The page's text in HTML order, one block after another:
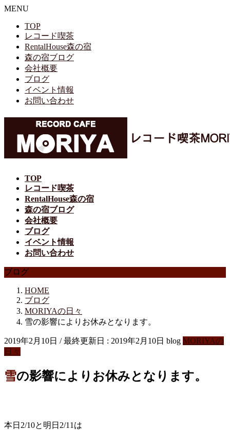
MENU
TOP
レコード喫茶
RentalHouse森の宿
森の宿ブログ
会社概要
ブログ
イベント情報
お問い合わせ
TOP
レコード喫茶
RentalHouse森の宿
森の宿ブログ
会社概要
ブログ
イベント情報
お問い合わせ
ブログ
HOME
ブログ
MORIYAの日々
雪の影響によりお休みとなります。
2019年2月10日 / 最終更新日 : 2019年2月10日 blog MORIYAの
日々
雪の影響によりお休みとなります。
本日2/10と明日2/11は